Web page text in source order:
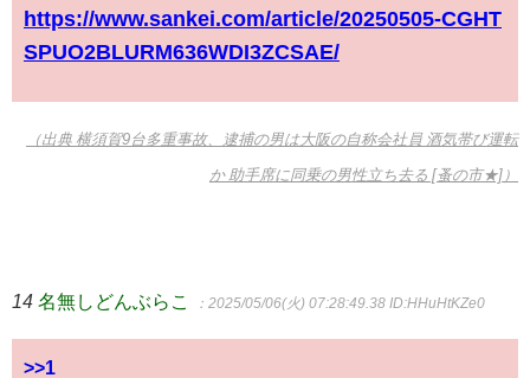
https://www.sankei.com/article/20250505-CGHT
SPUO2BLURM636WDI3ZCSAE/
（出典 横須賀9台多重事故、逮捕の男は大阪の自称会社員 酒気帯び運転
か 助手席に同乗の男性立ち去る [蚤の市★]）
14 名無しどんぶらこ ：2025/05/06(火) 07:28:49.38 ID:HHuHtKZe0
>>1